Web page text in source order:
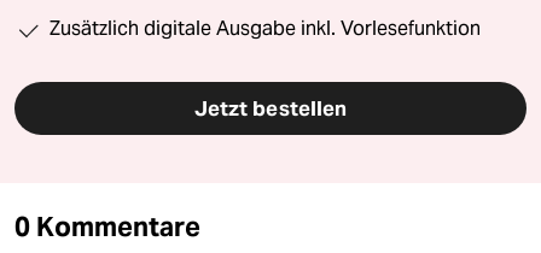
Zusätzlich digitale Ausgabe inkl. Vorlesefunktion
Jetzt bestellen
0 Kommentare